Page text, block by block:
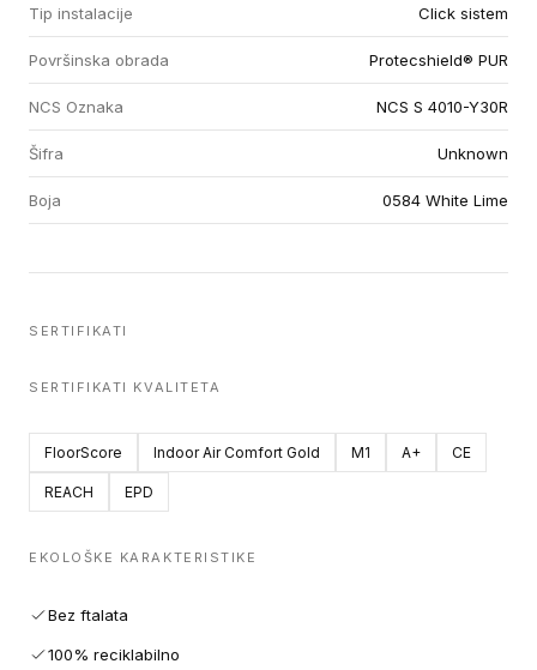
Tip instalacije Click sistem
Površinska obrada Protecshield® PUR
NCS Oznaka NCS S 4010-Y30R
Šifra Unknown
Boja 0584 White Lime
SERTIFIKATI
SERTIFIKATI KVALITETA
FloorScore Indoor Air Comfort Gold M1 A+ CE
REACH EPD
EKOLOŠKE KARAKTERISTIKE
Bez ftalata
100% reciklabilno